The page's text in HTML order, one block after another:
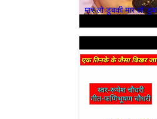
मार लो डुबकी मार लो